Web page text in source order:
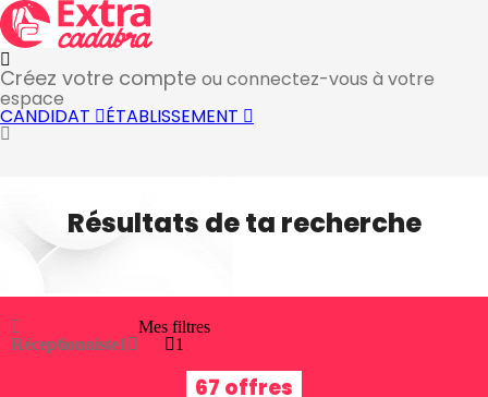
Créez votre compte ou connectez-vous à votre
espace
CANDIDAT ÉTABLISSEMENT
Résultats de ta recherche
Réceptionniste1
Mes filtres
1
67 offres